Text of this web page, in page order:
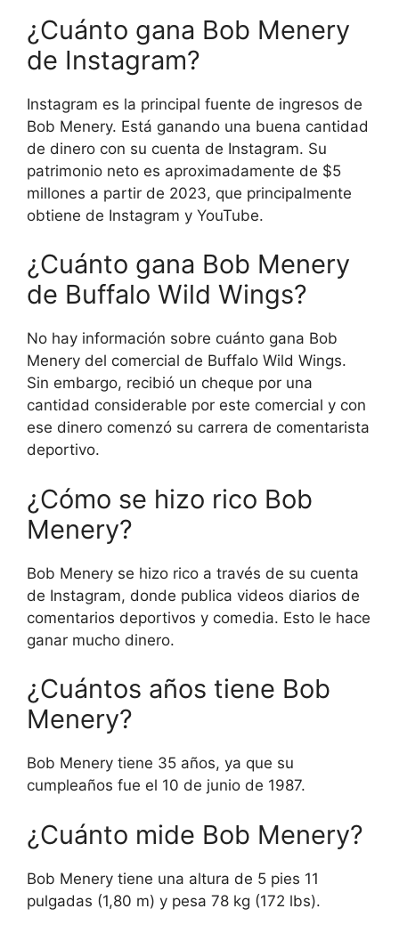
¿Cuánto gana Bob Menery
de Instagram?
Instagram es la principal fuente de ingresos de
Bob Menery. Está ganando una buena cantidad
de dinero con su cuenta de Instagram. Su
patrimonio neto es aproximadamente de $5
millones a partir de 2023, que principalmente
obtiene de Instagram y YouTube.
¿Cuánto gana Bob Menery
de Buffalo Wild Wings?
No hay información sobre cuánto gana Bob
Menery del comercial de Buffalo Wild Wings.
Sin embargo, recibió un cheque por una
cantidad considerable por este comercial y con
ese dinero comenzó su carrera de comentarista
deportivo.
¿Cómo se hizo rico Bob
Menery?
Bob Menery se hizo rico a través de su cuenta
de Instagram, donde publica videos diarios de
comentarios deportivos y comedia. Esto le hace
ganar mucho dinero.
¿Cuántos años tiene Bob
Menery?
Bob Menery tiene 35 años, ya que su
cumpleaños fue el 10 de junio de 1987.
¿Cuánto mide Bob Menery?
Bob Menery tiene una altura de 5 pies 11
pulgadas (1,80 m) y pesa 78 kg (172 lbs).